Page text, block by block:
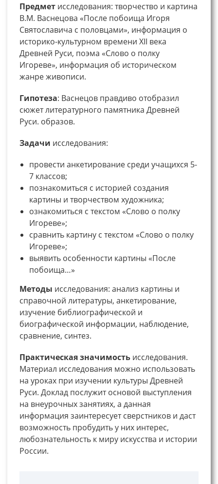
Предмет исследования: творчество и картина
В.М. Васнецова «После побоища Игоря
Святославича с половцами», информация о
историко-культурном времени XII века
Древней Руси, поэма «Слово о полку
Игореве», информация об историческом
жанре живописи.
Гипотеза: Васнецов правдиво отобразил
сюжет литературного памятника Древней
Руси. образов.
Задачи исследования:
провести анкетирование среди учащихся 5-
7 классов;
познакомиться с историей создания
картины и творчеством художника;
ознакомиться с текстом «Слово о полку
Игореве»;
сравнить картину с текстом «Слово о полку
Игореве»;
выявить особенности картины «После
побоища…»
Методы исследования: анализ картины и
справочной литературы, анкетирование,
изучение библиографической и
биографической информации, наблюдение,
сравнение, синтез.
Практическая значимость исследования.
Материал исследования можно использовать
на уроках при изучении культуры Древней
Руси. Доклад послужит основой выступления
на внеурочных занятиях, а данная
информация заинтересует сверстников и даст
возможность пробудить у них интерес,
любознательность к миру искусства и истории
России.